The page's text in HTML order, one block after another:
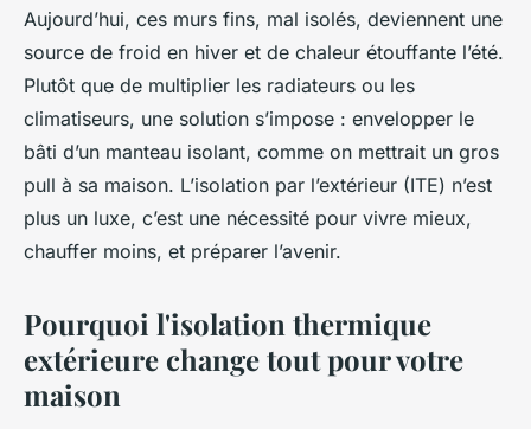
Aujourd’hui, ces murs fins, mal isolés, deviennent une
source de froid en hiver et de chaleur étouffante l’été.
Plutôt que de multiplier les radiateurs ou les
climatiseurs, une solution s’impose : envelopper le
bâti d’un manteau isolant, comme on mettrait un gros
pull à sa maison. L’isolation par l’extérieur (ITE) n’est
plus un luxe, c’est une nécessité pour vivre mieux,
chauffer moins, et préparer l’avenir.
Pourquoi l'isolation thermique
extérieure change tout pour votre
maison